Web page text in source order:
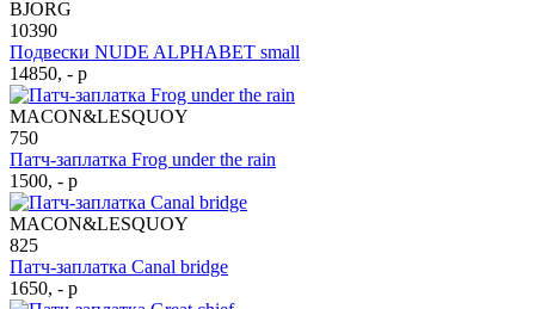
BJORG
10390
Подвески NUDE ALPHABET small
14850, - р
MACON&LESQUOY
750
Патч-заплатка Frog under the rain
1500, - р
MACON&LESQUOY
825
Патч-заплатка Canal bridge
1650, - р